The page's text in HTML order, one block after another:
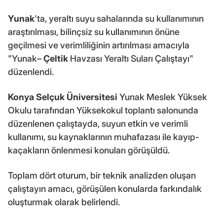
Yunak'ta, yeraltı suyu sahalarında su kullanımının
araştırılması, bilinçsiz su kullanımının önüne
geçilmesi ve verimliliğinin artırılması amacıyla
"Yunak–Çeltik Havzası Yeraltı Suları Çalıştayı"
düzenlendi.
Konya Selçuk Üniversitesi Yunak Meslek Yüksek
Okulu tarafından Yüksekokul toplantı salonunda
düzenlenen çalıştayda, suyun etkin ve verimli
kullanımı, su kaynaklarının muhafazası ile kayıp-
kaçakların önlenmesi konuları görüşüldü.
Toplam dört oturum, bir teknik analizden oluşan
çalıştayın amacı, görüşülen konularda farkındalık
oluşturmak olarak belirlendi.